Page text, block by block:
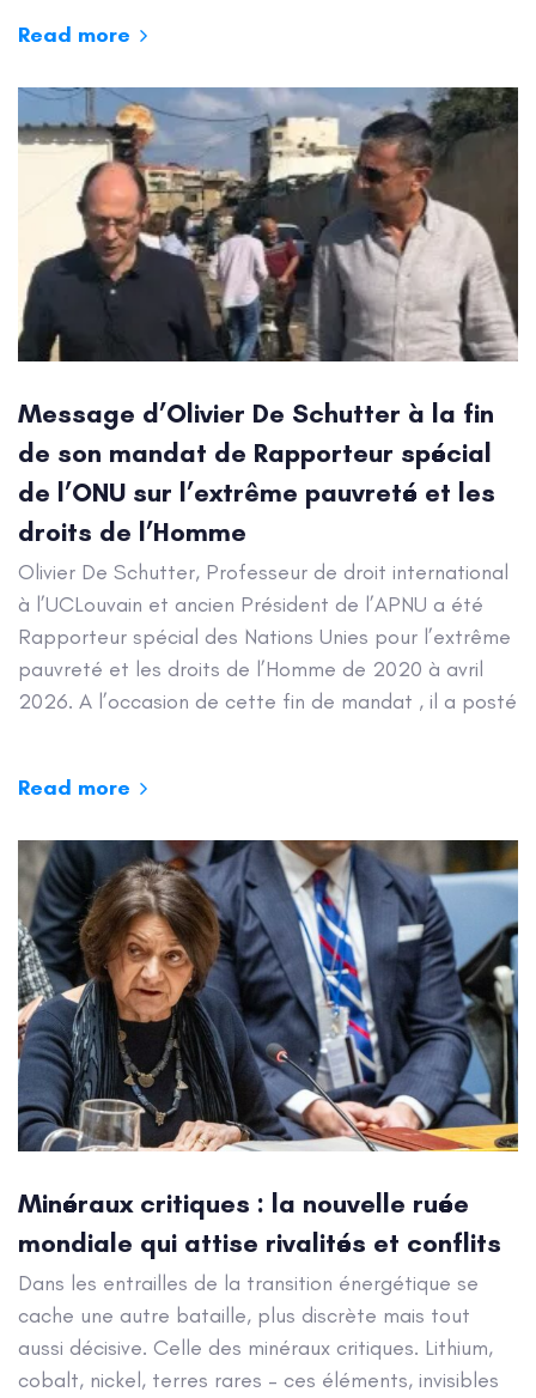
Read more
Message d’Olivier De Schutter à la fin
de son mandat de Rapporteur spécial
de l’ONU sur l’extrême pauvreté et les
droits de l’Homme
Olivier De Schutter, Professeur de droit international
à l’UCLouvain et ancien Président de l’APNU a été
Rapporteur spécial des Nations Unies pour l’extrême
pauvreté et les droits de l’Homme de 2020 à avril
2026. A l’occasion de cette fin de mandat , il a posté
Read more
Minéraux critiques : la nouvelle ruée
mondiale qui attise rivalités et conflits
Dans les entrailles de la transition énergétique se
cache une autre bataille, plus discrète mais tout
aussi décisive. Celle des minéraux critiques. Lithium,
cobalt, nickel, terres rares – ces éléments, invisibles